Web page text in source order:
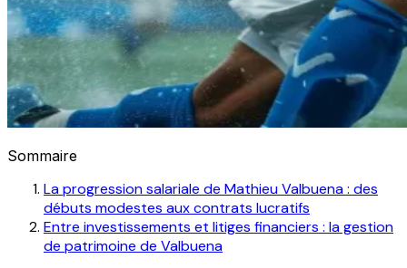
Sommaire
La progression salariale de Mathieu Valbuena : des
débuts modestes aux contrats lucratifs
Entre investissements et litiges financiers : la gestion
de patrimoine de Valbuena